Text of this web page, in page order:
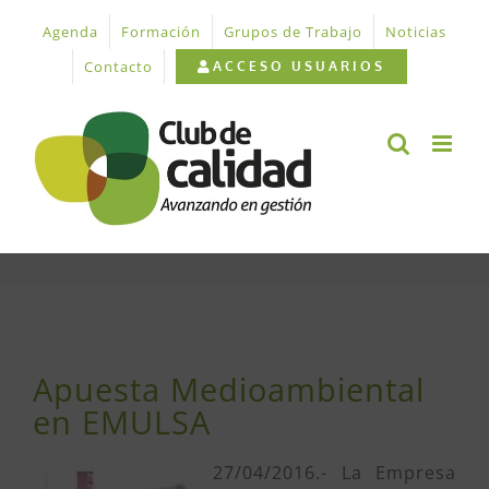
contenido
Agenda Formación Grupos de Trabajo
Noticias
Contacto
ACCESO USUARIOS
imagen
más
grande
Apuesta Medioambiental
en EMULSA
27/04/2016.- La Empresa